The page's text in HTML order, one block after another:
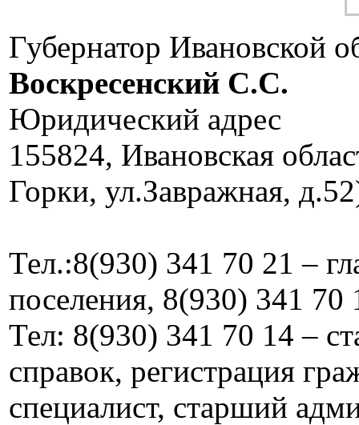
Губернатор Ивановской
Воскресенский C.C.
Юридический адрес
155824, Ивановская
Горки, ул.Завражная,
Тел.:8(930) 341 70 21 –
поселения, 8(930) 341 70
Тел: 8(930) 341 70 14 –
справок, регистрация
специалист, старший